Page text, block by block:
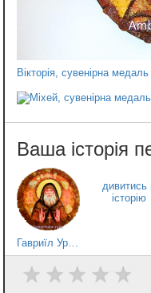
Вікторія, сувенірна медаль